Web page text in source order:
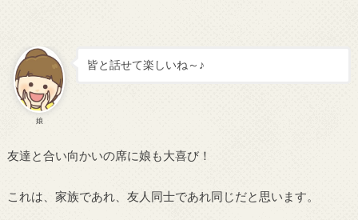
娘
皆と話せて楽しいね～♪
友達と合い向かいの席に娘も大喜び！
これは、家族であれ、友人同士であれ同じだと思います。